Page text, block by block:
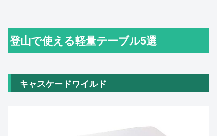
登山で使える軽量テーブル5選
キャスケードワイルド